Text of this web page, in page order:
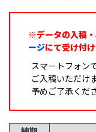
※データの入稿・
ージにて受け付け
スマートフォン
ご入稿いただけ
予めご了承くだ